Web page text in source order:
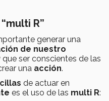
R”
generar una
de nuestro
ser conscientes de las
una acción.
de actuar en
es el uso de las multi R: